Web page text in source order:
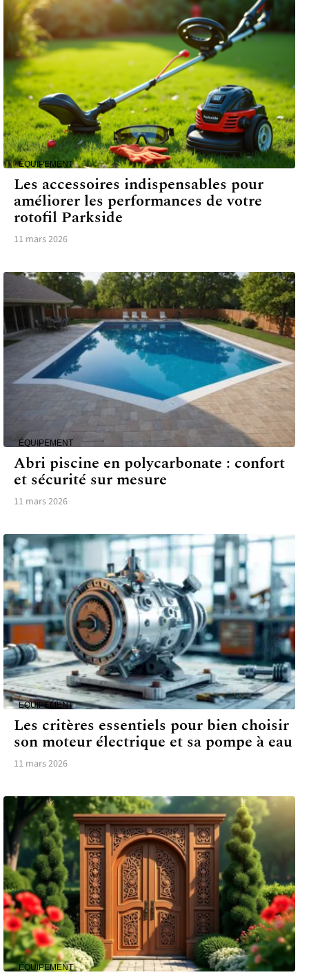
ÉQUIPEMENT
Les accessoires indispensables pour
améliorer les performances de votre
rotofil Parkside
11 mars 2026
ÉQUIPEMENT
Abri piscine en polycarbonate : confort
et sécurité sur mesure
11 mars 2026
ÉQUIPEMENT
Les critères essentiels pour bien choisir
son moteur électrique et sa pompe à eau
11 mars 2026
ÉQUIPEMENT